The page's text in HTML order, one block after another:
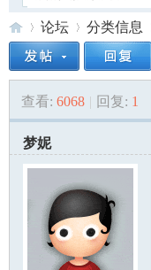
美»
论坛
›
分类信息
查看: 6068 | 回复: 1
梦妮